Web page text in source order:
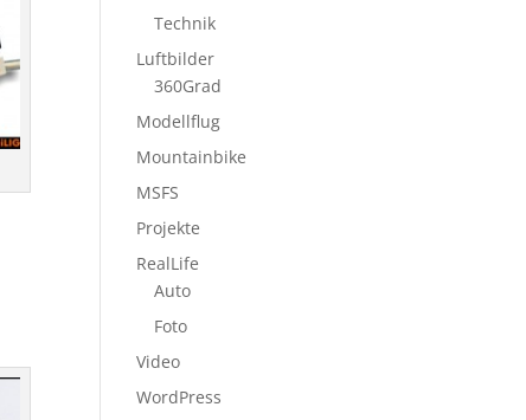
Technik
Luftbilder
360Grad
Modellflug
Mountainbike
MSFS
Projekte
RealLife
Auto
Foto
Video
WordPress